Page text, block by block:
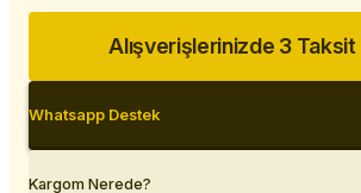
Alışverişlerinizde 3 Taksit
Whatsapp Destek
Kargom Nerede?